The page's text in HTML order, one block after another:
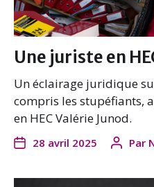
Une juriste en
Un éclairage juridique
compris les stupéfiants,
en HEC Valérie Junod.
28 avril 2025 Par